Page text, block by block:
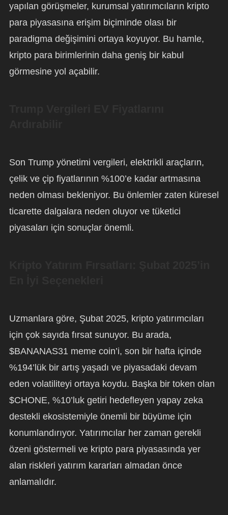
yapılan görüşmeler, kurumsal yatırımcıların kripto
para piyasasına erişim biçiminde olası bir
paradigma değişimini ortaya koyuyor. Bu hamle,
kripto para birimlerinin daha geniş bir kabul
görmesine yol açabilir.
Son Trump yönetimi vergileri, elektrikli araçların,
çelik ve çip fiyatlarının %100’e kadar artmasına
neden olması bekleniyor. Bu önlemler zaten küresel
ticarette dalgalara neden oluyor ve tüketici
piyasaları için sonuçlar önemli.
Uzmanlara göre, Şubat 2025, kripto yatırımcıları
için çok sayıda fırsat sunuyor. Bu arada,
$BANANAS31 meme coin’i, son bir hafta içinde
%194’lük bir artış yaşadı ve piyasadaki devam
eden volatiliteyi ortaya koydu. Başka bir token olan
$CHONE, %10’luk getiri hedefleyen yapay zeka
destekli ekosistemiyle önemli bir büyüme için
konumlandırıyor. Yatırımcılar her zaman gerekli
özeni göstermeli ve kripto para piyasasında yer
alan riskleri yatırım kararları almadan önce
anlamalıdır.